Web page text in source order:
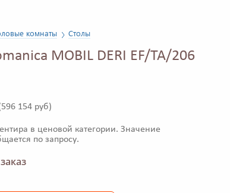
комнаты Столы
MOBIL DERI EF/TA/206
596 154 руб)
в ценовой категории. Значение
по запросу.